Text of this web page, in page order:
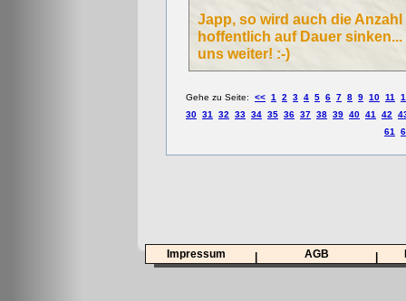
Japp, so wird auch die
hoffentlich auf Dauer
uns weiter! :-)
Gehe zu Seite: << 1 2 3 4 5 6 7 8 9 10 11
30 31 32 33 34 35 36 37 38 39 40 41 42
61
Impressum AGB